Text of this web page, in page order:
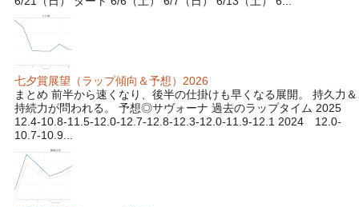
七夕賞展望（ラップ傾向＆予想）2026
まとめ 前半から速くなり、後半の仕掛けも早くなる展開。 持久力＆
持続力が問われる。 予想◎サヴォーナ 過去のラップタイム 2025
12.4-10.8-11.5-12.0-12.7-12.8-12.3-12.0-11.9-12.1 2024 12.0-
10.7-10.9...